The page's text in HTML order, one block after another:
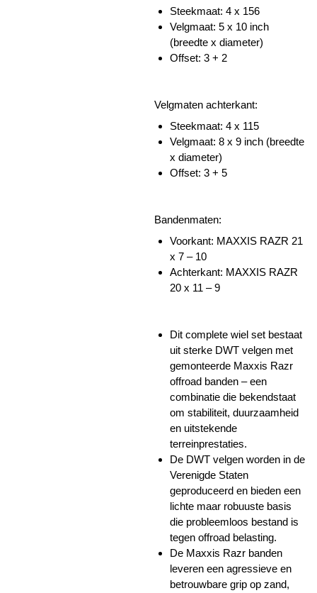
Steekmaat: 4 x 156
Velgmaat: 5 x 10 inch
(breedte x diameter)
Offset: 3 + 2
Velgmaten achterkant:
Steekmaat: 4 x 115
Velgmaat: 8 x 9 inch (breedte
x diameter)
Offset: 3 + 5
Bandenmaten:
Voorkant: MAXXIS RAZR 21
x 7 – 10
Achterkant: MAXXIS RAZR
20 x 11 – 9
Dit complete wiel set bestaat
uit sterke DWT velgen met
gemonteerde Maxxis Razr
offroad banden – een
combinatie die bekendstaat
om stabiliteit, duurzaamheid
en uitstekende
terreinprestaties.
De DWT velgen worden in de
Verenigde Staten
geproduceerd en bieden een
lichte maar robuuste basis
die probleemloos bestand is
tegen offroad belasting.
De Maxxis Razr banden
leveren een agressieve en
betrouwbare grip op zand,